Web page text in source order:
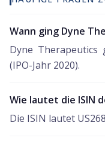
Wann ging Dyne
Dyne Therapeutics
(IPO-Jahr 2020).
Wie lautet die ISIN
Die ISIN lautet